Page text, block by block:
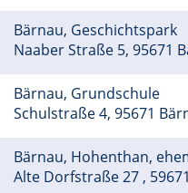
Bärnau, Geschichtspark
Naaber Straße 5, 95671
Bärnau, Grundschule
Schulstraße 4, 95671
Bärnau, Hohenthan,
Alte Dorfstraße 27 ,